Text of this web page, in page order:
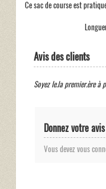
Ce sac de course est
Avis des clients
Soyez le.la premier.ère
Donnez votre
Vous devez vous